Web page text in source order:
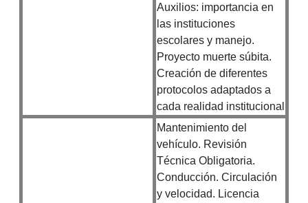
Auxilios: importancia en
las instituciones
escolares y manejo.
Proyecto muerte súbita.
Creación de diferentes
protocolos adaptados a
cada realidad institucional
Mantenimiento del
vehículo. Revisión
Técnica Obligatoria.
Conducción. Circulación
y velocidad. Licencia